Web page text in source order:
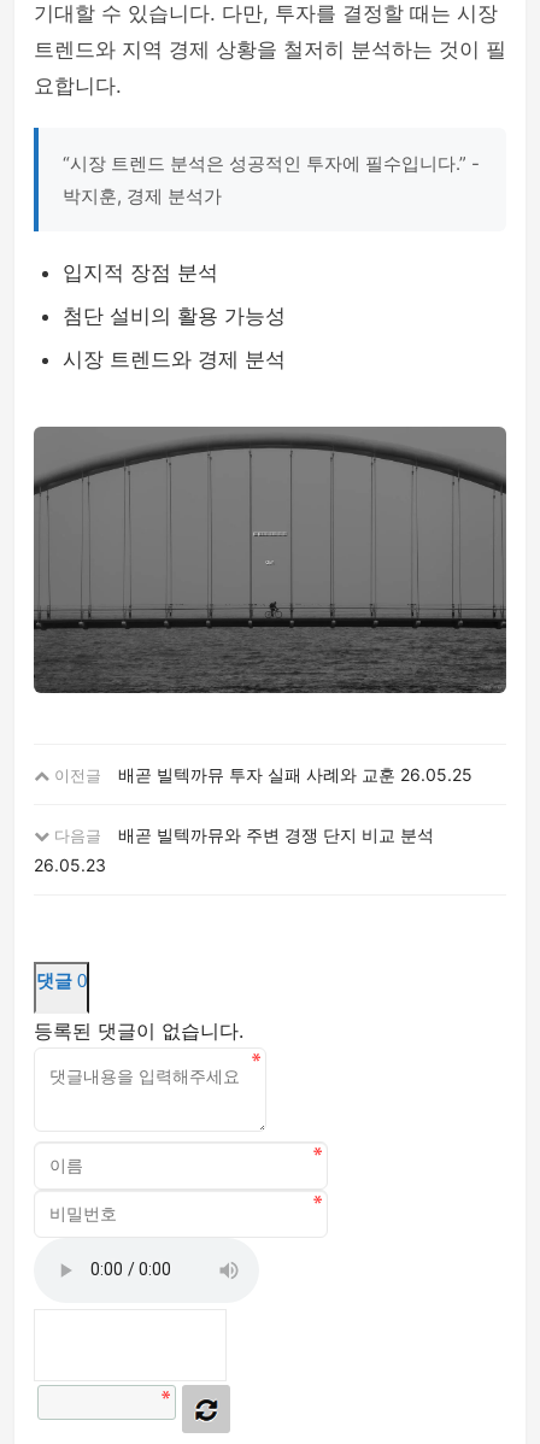
기대할 수 있습니다. 다만, 투자를 결정할 때는 시장
트렌드와 지역 경제 상황을 철저히 분석하는 것이 필
요합니다.
“시장 트렌드 분석은 성공적인 투자에 필수입니다.” -
박지훈, 경제 분석가
입지적 장점 분석
첨단 설비의 활용 가능성
시장 트렌드와 경제 분석
이전글 배곧 빌텍까뮤 투자 실패 사례와 교훈 26.05.25
다음글
배곧 빌텍까뮤와 주변 경쟁 단지 비교 분석
26.05.23
댓글 0
등록된 댓글이 없습니다.